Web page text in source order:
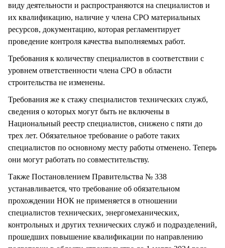
виду деятельности и распространяются на специалистов и
их квалификацию, наличие у члена СРО материальных
ресурсов, документацию, которая регламентирует
проведение контроля качества выполняемых работ.
Требования к количеству специалистов в соответствии с
уровнем ответственности члена СРО в области
строительства не изменены.
Требования же к стажу специалистов технических служб,
сведения о которых могут быть не включены в
Национальный реестр специалистов, снижено с пяти до
трех лет. Обязательное требование о работе таких
специалистов по основному месту работы отменено. Теперь
они могут работать по совместительству.
Также Постановлением Правительства № 338
устанавливается, что требование об обязательном
прохождении НОК не применяется в отношении
специалистов технических, энергомеханических,
контрольных и других технических служб и подразделений,
прошедших повышение квалификации по направлению